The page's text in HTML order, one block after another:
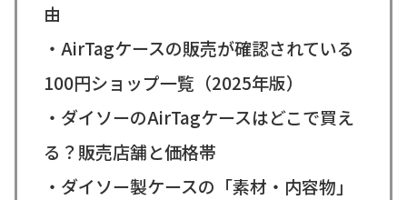
由
・AirTagケースの販売が確認されている
100円ショップ一覧（2025年版）
・ダイソーのAirTagケースはどこで買え
る？販売店舗と価格帯
・ダイソー製ケースの「素材・内容物」